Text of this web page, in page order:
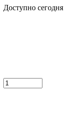
Доступно сегодня